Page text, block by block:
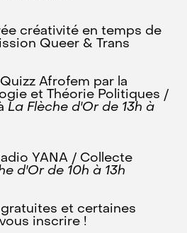
créativité en temps de
Queer & Trans
Quizz Afrofem par la
et Théorie Politiques /
La Flèche d'Or de 13h à
YANA / Collecte
d'Or de 10h à 13h
et certaines
inscrire !